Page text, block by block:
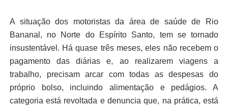
A situação dos motoristas da área de saúde de Rio
Bananal, no Norte do Espírito Santo, tem se tornado
insustentável. Há quase três meses, eles não recebem o
pagamento das diárias e, ao realizarem viagens a
trabalho, precisam arcar com todas as despesas do
próprio bolso, incluindo alimentação e pedágios. A
categoria está revoltada e denuncia que, na prática, está